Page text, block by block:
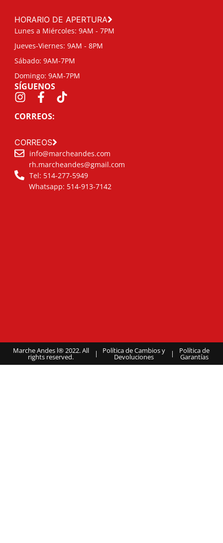
HORARIO DE APERTURA
Lunes a Miércoles: 9AM - 7PM
Jueves-Viernes: 9AM - 8PM
Sábado: 9AM-7PM
Domingo: 9AM-7PM
SÍGUENOS
CORREOS:
CORREOS
info@marcheandes.com
rh.marcheandes@gmail.com
Tel: 514-277-5949
Whatsapp: 514-913-7142
Marche Andes l® 2022. All
rights reserved. | Política de Cambios y
Devoluciones | Política de
Garantías